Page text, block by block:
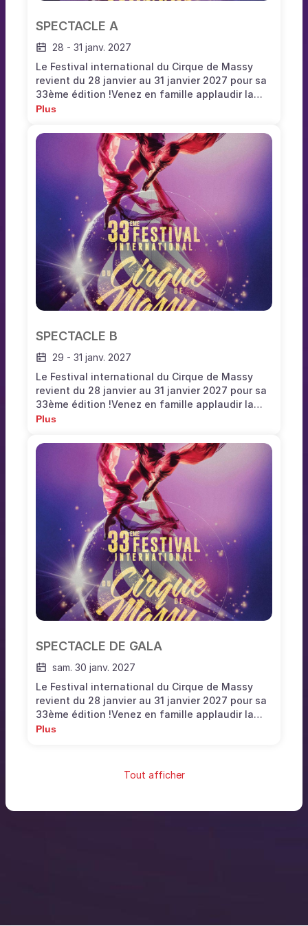
SPECTACLE A
28 - 31 janv. 2027
Le Festival international du Cirque de Massy
revient du 28 janvier au 31 janvier 2027 pour sa
33ème édition !Venez en famille applaudir la
crème des acrobates, clowns, jongleurs,
amateurs de cirque traditionnel. Ce festival est
l’un des plus prestigieux de France. Il existe
depuis 1993 et ce sont des centaines d’artistes
qui se sont produits sur scène pour émerveiller
les petits et les grands depuis de nombreuses
Plus
SPECTACLE B
29 - 31 janv. 2027
Le Festival international du Cirque de Massy
revient du 28 janvier au 31 janvier 2027 pour sa
33ème édition !Venez en famille applaudir la
crème des acrobates, clowns, jongleurs,
amateurs de cirque traditionnel. Ce festival est
l’un des plus prestigieux de France. Il existe
depuis 1993 et ce sont des centaines d’artistes
qui se sont produits sur scène pour émerveiller
les petits et les grands depuis de nombreuses
Plus
SPECTACLE DE GALA
sam. 30 janv. 2027
Le Festival international du Cirque de Massy
revient du 28 janvier au 31 janvier 2027 pour sa
33ème édition !Venez en famille applaudir la
crème des acrobates, clowns, jongleurs,
l’un des plus prestigieux de France. Il existe
les petits et les grands depuis de nombreuses
Plus
Tout afficher